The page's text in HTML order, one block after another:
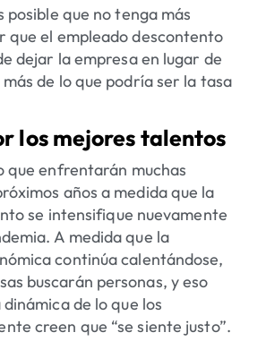
posible que no tenga más
que el empleado descontento
dejar la empresa en lugar de
de lo que podría ser la tasa
los mejores talentos
que enfrentarán muchas
años a medida que la
se intensifique nuevamente
A medida que la
continúa calentándose,
buscarán personas, y eso
de lo que los
creen que “se siente justo”.